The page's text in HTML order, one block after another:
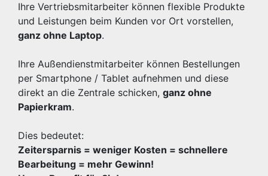
Ihre Vertriebsmitarbeiter können flexible Produkte
und Leistungen beim Kunden vor Ort vorstellen,
ganz ohne Laptop.
Ihre Außendienstmitarbeiter können Bestellungen
per Smartphone / Tablet aufnehmen und diese
direkt an die Zentrale schicken, ganz ohne
Papierkram.
Dies bedeutet:
Zeitersparnis = weniger Kosten = schnellere
Bearbeitung = mehr Gewinn!